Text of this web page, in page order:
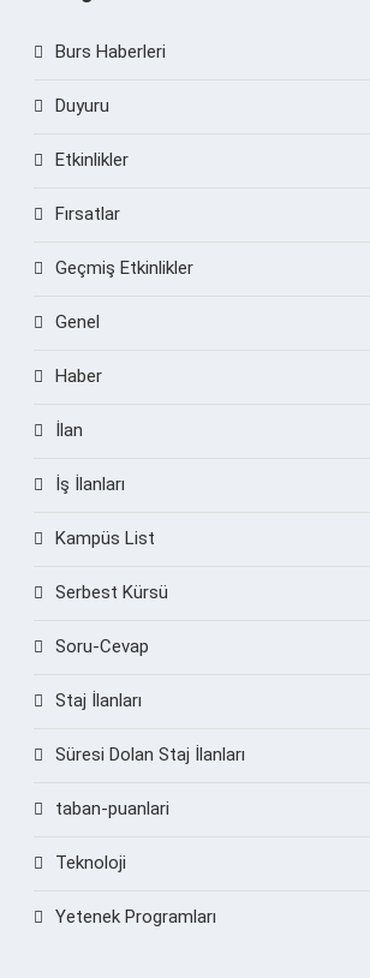
Burs Haberleri
Duyuru
Etkinlikler
Fırsatlar
Geçmiş Etkinlikler
Genel
Haber
İlan
İş İlanları
Kampüs List
Serbest Kürsü
Soru-Cevap
Staj İlanları
Süresi Dolan Staj İlanları
taban-puanlari
Teknoloji
Yetenek Programları